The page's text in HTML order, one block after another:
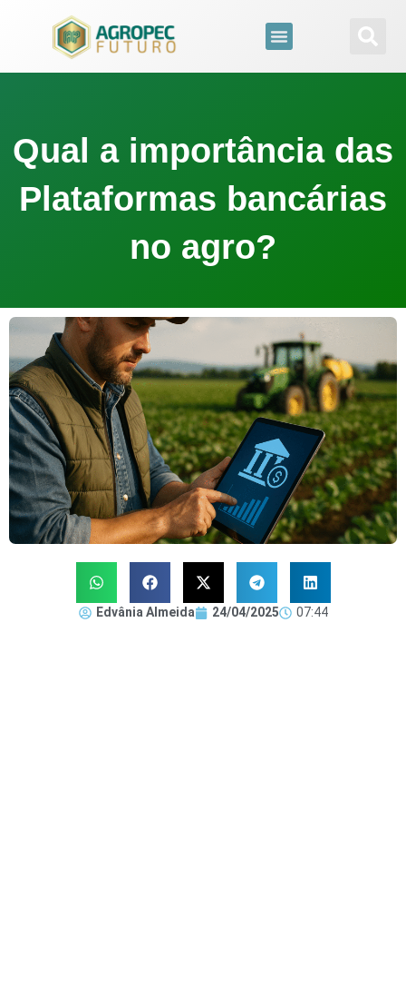
conteúdo
Qual a importância das
Plataformas bancárias
no agro?
Edvânia Almeida 24/04/2025 07:44